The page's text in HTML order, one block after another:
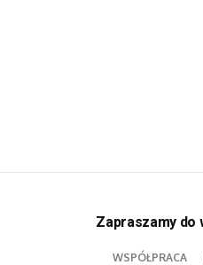
Zapraszamy do
WSPÓŁPRACA